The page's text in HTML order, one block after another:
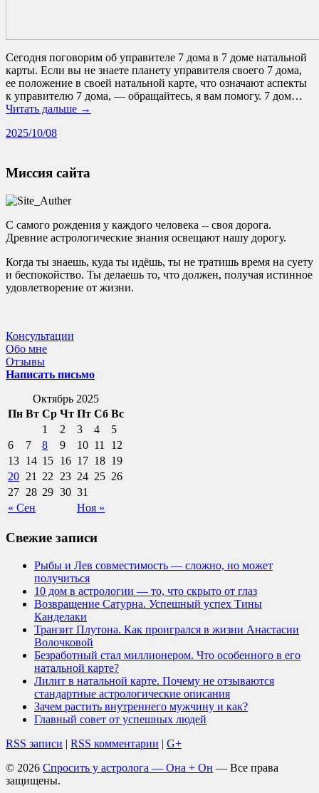
Сегодня поговорим об управителе 7 дома в 7 доме натальной
карты. Если вы не знаете планету управителя своего 7 дома,
ее положение в своей натальной карте, что означают аспекты
к управителю 7 дома, — обращайтесь, я вам помогу. 7 дом…
Читать дальше →
2025/10/08
Миссия сайта
С самого рождения у каждого человека -- своя дорога.
Древние астрологические знания освещают нашу дорогу.
Когда ты знаешь, куда ты идёшь, ты не тратишь время на суету
и беспокойство. Ты делаешь то, что должен, получая истинное
удовлетворение от жизни.
Консультации
Обо мне
Отзывы
Написать письмо
Октябрь 2025
Пн Вт Ср Чт Пт Сб Вс
« Сен Ноя »
1 2 3 4
5
6
7 8 9 10 11
12
13 14 15 16 17 18 19
20 21 22 23 24 25 26
27 28 29 30 31
Свежие записи
Рыбы и Лев совместимость — сложно, но может
получиться
10 дом в астрологии — то, что скрыто от глаз
Возвращение Сатурна. Успешный успех Тины
Канделаки
Транзит Плутона. Как проигрался в жизни Анастасии
Волочковой
Безработный стал миллионером. Что особенного в его
натальной карте?
Лилит в натальной карте. Почему не отзываются
стандартные астрологические описания
Зачем растить внутреннего мужчину и как?
Главный совет от успешных людей
RSS записи | RSS комментарии | G+
© 2026 Спросить у астролога — Она + Он — Все права
защищены.